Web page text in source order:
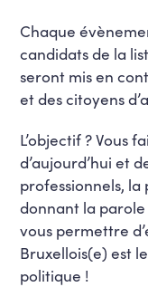
Chaque
candidats de la
seront mis en
et des citoyens
L’objectif ? Vous
d’aujourd’hui et
professionnels,
donnant la
vous permettre
Bruxellois(e) est
politique !